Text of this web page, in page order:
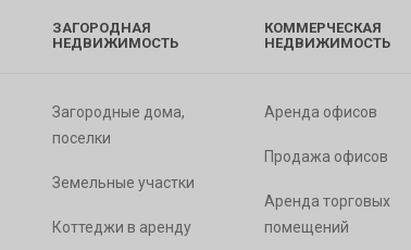
ЗАГОРОДНАЯ
НЕДВИЖИМОСТЬ
Загородные дома,
поселки
Земельные участки
Коттеджи в аренду
КОММЕРЧЕСКАЯ
НЕДВИЖИМОСТЬ
Аренда офисов
Продажа офисов
Аренда торговых
помещений